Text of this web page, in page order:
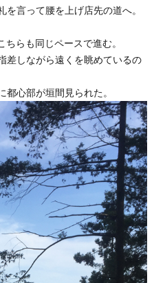
言って腰を上げ店先の道へ。
らも同じペースで進む。
差しながら遠くを眺めているの
心部が垣間見られた。